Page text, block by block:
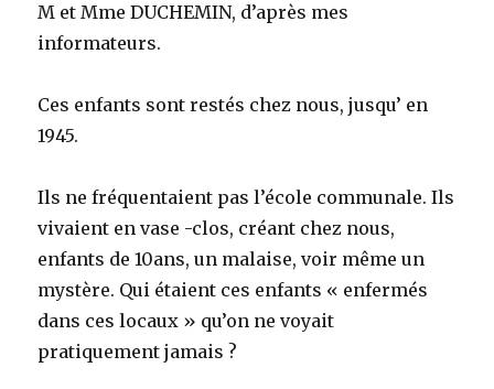
M et Mme DUCHEMIN, d’après mes
informateurs.
Ces enfants sont restés chez nous, jusqu’ en
1945.
Ils ne fréquentaient pas l’école communale. Ils
vivaient en vase -clos, créant chez nous,
enfants de 10ans, un malaise, voir même un
mystère. Qui étaient ces enfants « enfermés
dans ces locaux » qu’on ne voyait
pratiquement jamais ?